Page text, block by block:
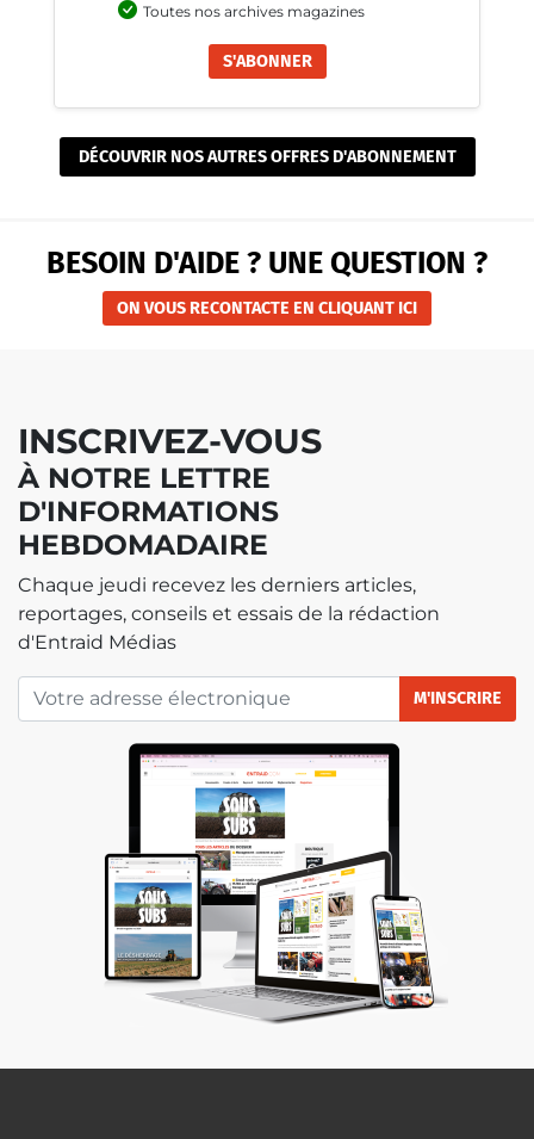
Toutes nos archives magazines
S'ABONNER
DÉCOUVRIR NOS AUTRES OFFRES D'ABONNEMENT
BESOIN D'AIDE ? UNE QUESTION ?
ON VOUS RECONTACTE EN CLIQUANT ICI
INSCRIVEZ-VOUS
À NOTRE LETTRE
D'INFORMATIONS
HEBDOMADAIRE
Chaque jeudi recevez les derniers articles,
reportages, conseils et essais de la rédaction
d'Entraid Médias
M'INSCRIRE